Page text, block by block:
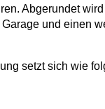
Abgerundet
und einen
setzt sich wie